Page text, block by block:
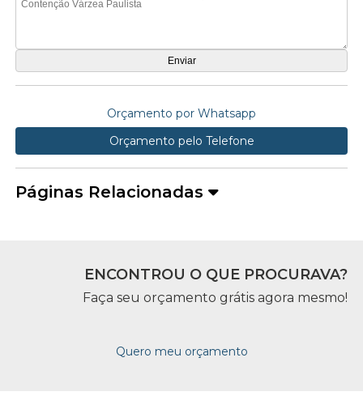
Orçamento por Whatsapp
Orçamento pelo Telefone
Páginas Relacionadas
ENCONTROU O QUE PROCURAVA?
Faça seu orçamento grátis agora mesmo!
Quero meu orçamento